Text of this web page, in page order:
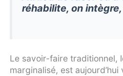
réhabilite, on
Le savoir-faire traditionnel,
marginalisé, est